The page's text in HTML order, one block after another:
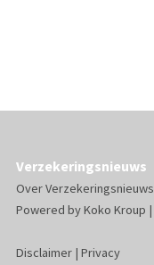
Verzekeringsnieuws
Over Verzekeringsnieuws
Powered byKoko Kroup |
Disclaimer| Privacy